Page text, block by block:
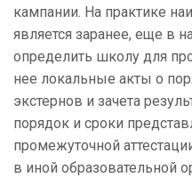
кампании. На практике
является заранее, еще в
определить школу для
нее локальные акты о
экстернов и зачета
порядок и сроки
промежуточной
в иной образовательной